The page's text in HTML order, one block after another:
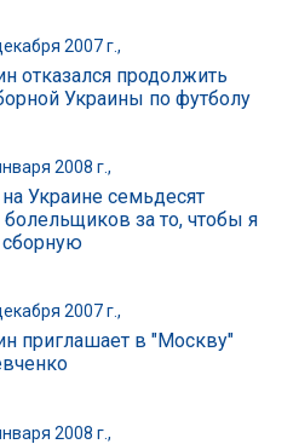
2007 г.,
отказался продолжить
Украины по футболу
2008 г.,
Украине семьдесят
за то, чтобы я
сборную
2007 г.,
приглашает в "Москву"
2008 г.,